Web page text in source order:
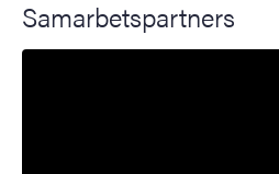
Samarbetspartners